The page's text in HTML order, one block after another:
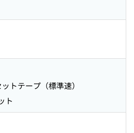
トテープ（標準速）
ト